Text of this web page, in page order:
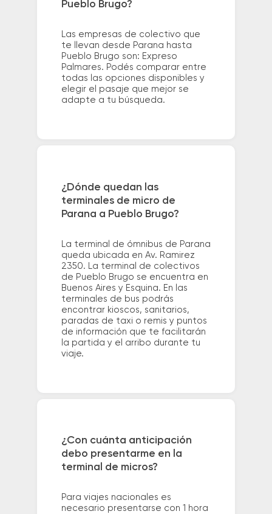
Pueblo Brugo?
Las empresas de colectivo que
te llevan desde Parana hasta
Pueblo Brugo son: Expreso
Palmares. Podés comparar entre
todas las opciones disponibles y
elegir el pasaje que mejor se
adapte a tu búsqueda.
¿Dónde quedan las
terminales de micro de
Parana a Pueblo Brugo?
La terminal de ómnibus de Parana
queda ubicada en Av. Ramirez
2350. La terminal de colectivos
de Pueblo Brugo se encuentra en
Buenos Aires y Esquina. En las
terminales de bus podrás
encontrar kioscos, sanitarios,
paradas de taxi o remis y puntos
de información que te facilitarán
la partida y el arribo durante tu
viaje.
¿Con cuánta anticipación
debo presentarme en la
terminal de micros?
Para viajes nacionales es
necesario presentarse con 1 hora